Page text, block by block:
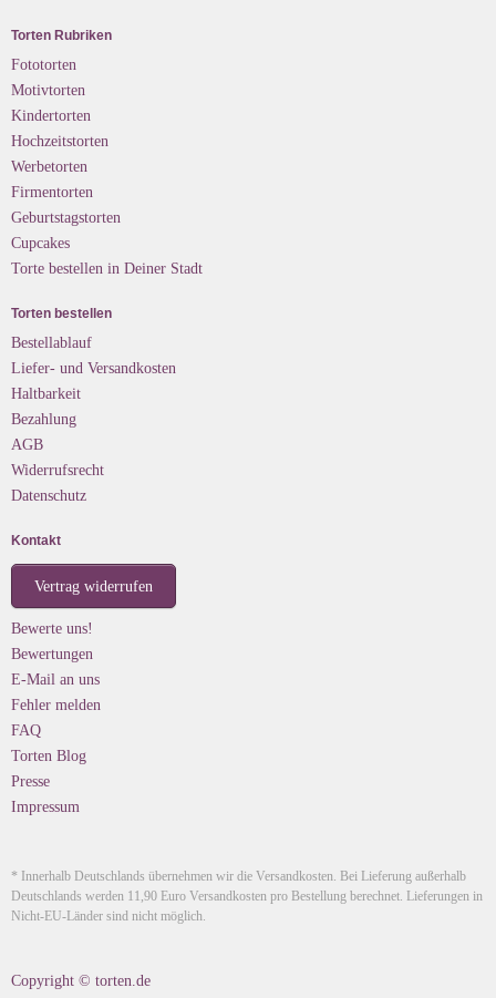
Torten Rubriken
Fototorten
Motivtorten
Kindertorten
Hochzeitstorten
Werbetorten
Firmentorten
Geburtstagstorten
Cupcakes
Torte bestellen in Deiner Stadt
Torten bestellen
Bestellablauf
Liefer- und Versandkosten
Haltbarkeit
Bezahlung
AGB
Widerrufsrecht
Datenschutz
Kontakt
Vertrag widerrufen
Bewerte uns!
Bewertungen
E-Mail an uns
Fehler melden
FAQ
Torten Blog
Presse
Impressum
* Innerhalb Deutschlands übernehmen wir die Versandkosten. Bei Lieferung außerhalb
Deutschlands werden 11,90 Euro Versandkosten pro Bestellung berechnet. Lieferungen in
Nicht-EU-Länder sind nicht möglich.
Copyright © torten.de